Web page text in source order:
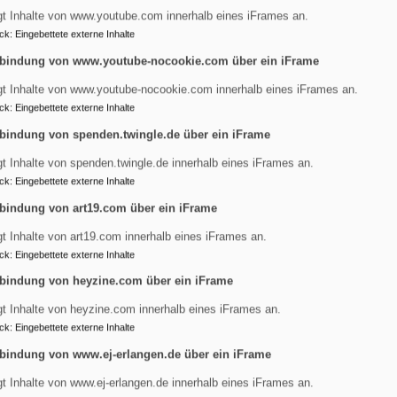
sonst einen Text, der uns beiden viel bedeutet? Hier ist
wir singen? Wollen wir Orgelmusik, wollen wir eine Band,
mit gestalten?
vorab von unserem Pfarramt zuschicken lassen und dann
dem Standesamt der rechtsverbindliche Akt. Erst wenn ein
zwei Menschen in den Horizont der Schöpfung
wird in der gottesdienstlichen Feier versichert, dass
dass zwei Menschen mit ihren Träumen und
Inhalte von www.youtube.com innerhalb eines iFrames an.
: Eingebettete externe Inhalte
von www.youtube-nocookie.com über ein iFrame
Inhalte von www.youtube-nocookie.com innerhalb eines iFrames an.
: Eingebettete externe Inhalte
von spenden.twingle.de über ein iFrame
Inhalte von spenden.twingle.de innerhalb eines iFrames an.
: Eingebettete externe Inhalte
von art19.com über ein iFrame
Inhalte von art19.com innerhalb eines iFrames an.
: Eingebettete externe Inhalte
von heyzine.com über ein iFrame
Inhalte von heyzine.com innerhalb eines iFrames an.
: Eingebettete externe Inhalte
von www.ej-erlangen.de über ein iFrame
Inhalte von www.ej-erlangen.de innerhalb eines iFrames an.